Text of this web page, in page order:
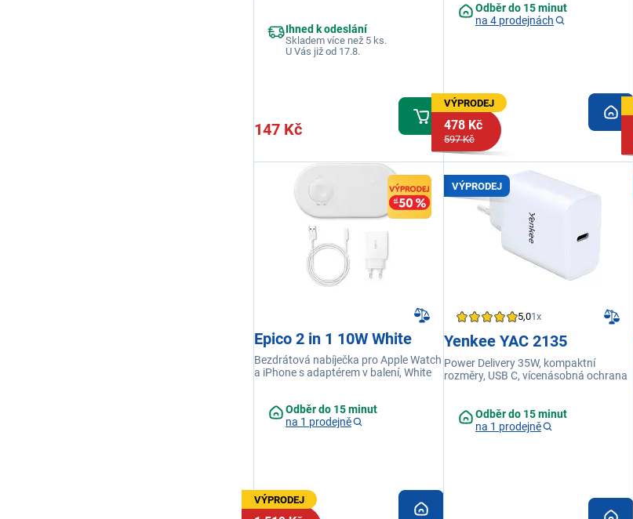
Ihned k odeslání
Skladem více než 5 ks.
U Vás již od 17.8.
147 Kč
Odběr do 15 minut
na 4 prodejnách
VÝPRODEJ
478 Kč
597 Kč
Epico 2 in 1 10W White
Bezdrátová nabíječka pro Apple Watch
a iPhone s adaptérem v balení, White
Odběr do 15 minut
na 1 prodejně
VÝPRODEJ
VÝPRODEJ
5,01x
Yenkee YAC 2135
Power Delivery 35W, kompaktní
rozměry, USB C, vícenásobná ochrana
Odběr do 15 minut
na 1 prodejně